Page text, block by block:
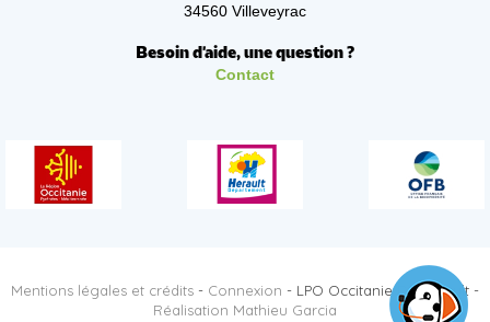
34560 Villeveyrac
Besoin d'aide, une question ?
Contact
Mentions légales et crédits - Connexion - LPO Occitanie DT Hérault -
Réalisation Mathieu Garcia